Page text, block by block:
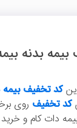
کد تخفیف بیمه
کد تخفیف روی
دات کام و